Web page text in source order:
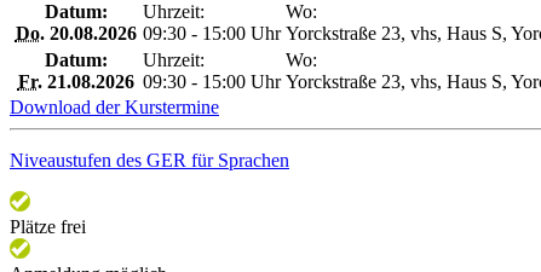
Datum:
Do.20.08.2026
Uhrzeit:
09:30 - 15:00 Uhr
Wo:
Yorckstraße 23, vhs, Haus S,
Datum:
Fr.21.08.2026
Uhrzeit:
09:30 - 15:00 Uhr
Wo:
Yorckstraße 23, vhs, Haus S,
Download der Kurstermine
Niveaustufen des GER für Sprachen
Plätze frei